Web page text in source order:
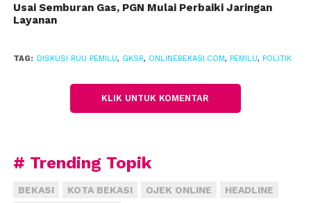
“Kita bahas ambang batas. Caranya bagaimana
supaya satu suara pun tidak terbuang,” kata OSO.
Dia menjelaskan, di parlemen sudah ada usulan
mengusulkan 0 persen. Namun bagi GKSR, ambang
batas tinggi berdampak buruk: membuang jutaan
menghambat regenerasi politik.
“Demokrasi jangan jadi ajang tertutup atau milik
Usai Semburan Gas, PGN Mulai Perbaiki Jaringan
Layanan
TAG: DISKUSI RUU PEMILU, GKSR, ONLINEBEKASI.COM, PEMILU, POLITIK
KLIK UNTUK KOMENTAR
# Trending Topik
BEKASI KOTA BEKASI OJEK ONLINE
HEADLINE